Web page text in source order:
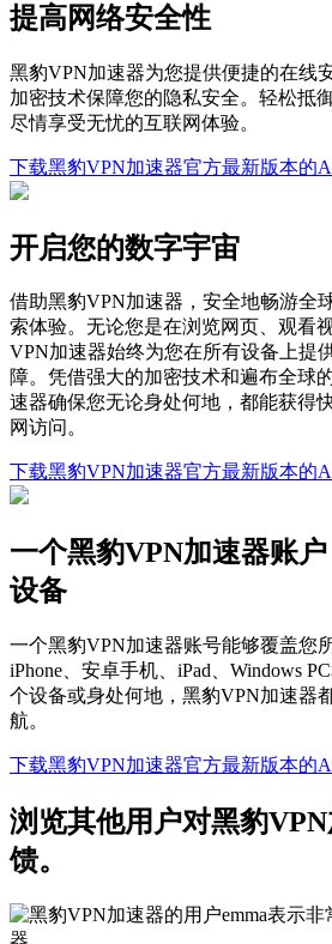
提高网络安全性
黑豹VPN加速器为您提供便捷的在线
加密技术保障您的隐私安全。轻松抵
尽情享受无忧的互联网体验。
下载黑豹VPN加速器官方最新版本的
开启您的数字宇宙
借助黑豹VPN加速器，安全地畅游全
索体验。无论您是在浏览网页、观看
VPN加速器始终为您在所有设备上提
障。凭借强大的加密技术和遍布全球
速器确保您无论身处何地，都能获得
网访问。
下载黑豹VPN加速器官方最新版本的
一个黑豹VPN加速器账
设备
一个黑豹VPN加速器账号能够覆盖您
iPhone、安卓手机、iPad、Windows
个设备或身处何地，黑豹VPN加速器
航。
下载黑豹VPN加速器官方最新版本的
浏览其他用户对黑豹
馈。